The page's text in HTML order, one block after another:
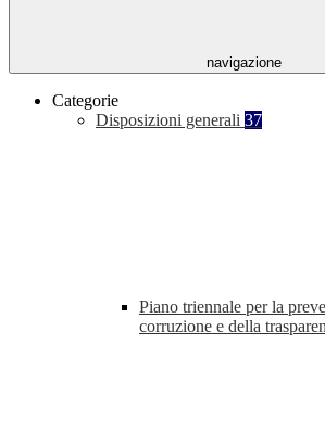
navigazione
Categorie
Disposizioni generali 37
Piano triennale per la
corruzione e della